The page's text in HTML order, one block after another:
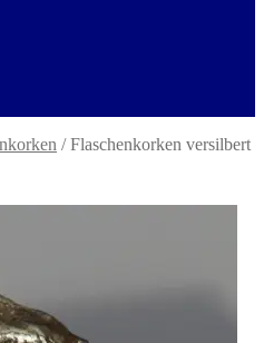
/Flaschenkorken versilbert